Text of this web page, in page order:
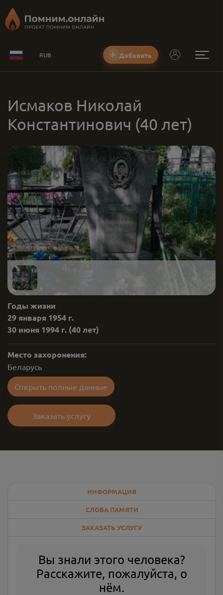
RUB Добавить
Исмаков Николай
Константинович (40 лет)
Годы жизни
29 января 1954 г.
30 июня 1994 г. (40 лет)
Место захоронения:
Беларусь
Открыть полные данные
Заказать услугу
ИНФОРМАЦИЯ
СЛОВА ПАМЯТИ
ЗАКАЗАТЬ УСЛУГУ
Вы знали этого человека?
Расскажите, пожалуйста, о
нём.